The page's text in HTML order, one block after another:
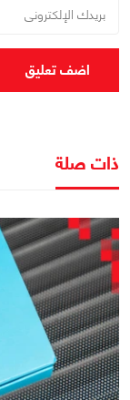
اضف تعليق
ذات صلة